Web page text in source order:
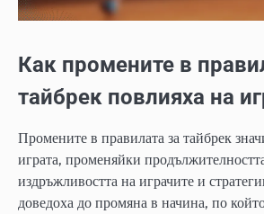
Как промените в
тайбрек повлияха на
Промените в правилата за тайбрек
играта, променяйки
издръжливостта на играчите и
доведоха до промяна в начина, по